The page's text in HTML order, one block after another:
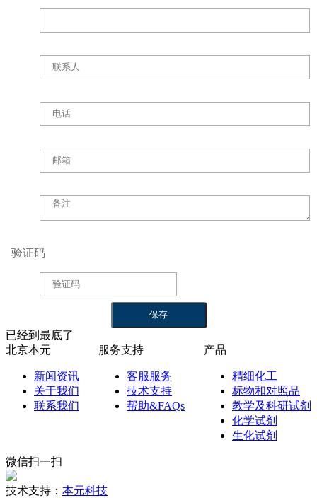
验证码
已经到最底了
北京本元
新闻资讯
关于我们
联系我们
服务支持
客服服务
技术支持
帮助&FAQs
产品
精细化工
标物和对照品
教学及科研试剂
化学试剂
生化试剂
微信扫一扫
技术支持： 本元科技